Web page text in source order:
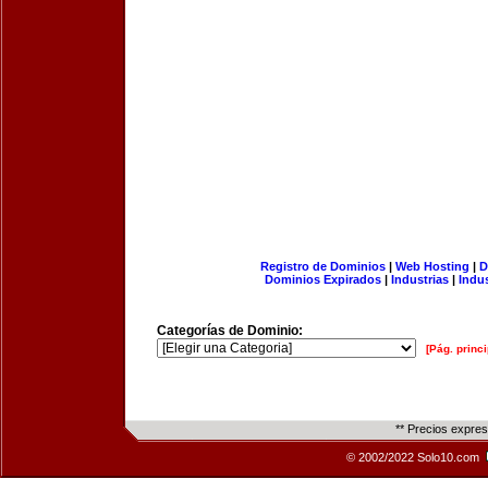
Registro de Dominios| Web Hosting |
Dominios Expirados | Industrias |
Categorías de Dominio:
[Pág.
** Precios
© 2002/2022 Solo10.com